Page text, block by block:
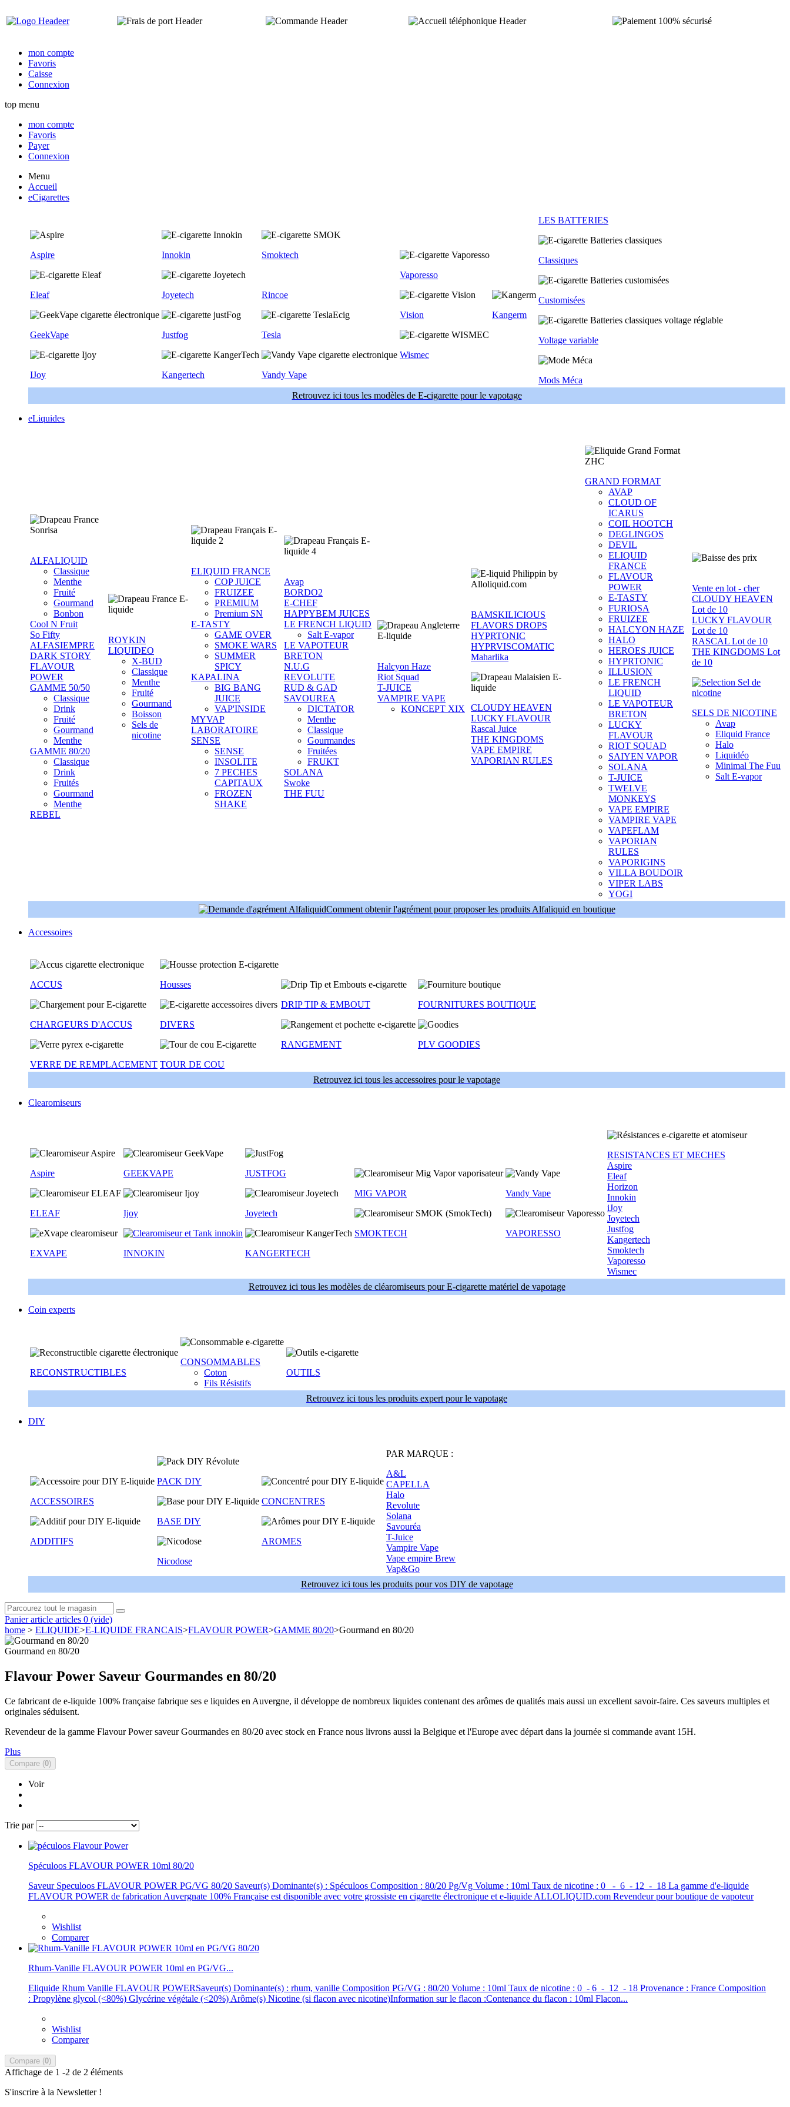
mon compte
Favoris
Caisse
Connexion
top menu
mon compte
Favoris
Payer
Connexion
Menu
Accueil
eCigarettes
Aspire
Eleaf
GeekVape
IJoy
Innokin
Joyetech
Justfog
Kangertech
Smoktech
Rincoe
Tesla
Vandy Vape
Vaporesso
Vision
Wismec
Kangerm
LES BATTERIES
Classiques
Customisées
Voltage variable
Mods Méca
Retrouvez ici tous les modèles de E-cigarette pour le vapotage
eLiquides
ALFALIQUID
Classique
Menthe
Fruité
Gourmand
Bonbon
Cool N Fruit
So Fifty
ALFASIEMPRE
DARK STORY
FLAVOUR
POWER
GAMME 50/50
Classique
Drink
Fruité
Gourmand
Menthe
GAMME 80/20
Classique
Drink
Fruités
Gourmand
Menthe
REBEL
ROYKIN
LIQUIDEO
X-BUD
Classique
Menthe
Fruité
Gourmand
Boisson
Sels de
nicotine
ELIQUID FRANCE
COP JUICE
FRUIZEE
PREMIUM
Premium SN
E-TASTY
GAME OVER
SMOKE WARS
SUMMER
SPICY
KAPALINA
BIG BANG
JUICE
VAP'INSIDE
MYVAP
LABORATOIRE
SENSE
SENSE
INSOLITE
7 PECHES
CAPITAUX
FROZEN
SHAKE
Avap
BORDO2
E-CHEF
HAPPYBEM JUICES
LE FRENCH LIQUID
Salt E-vapor
LE VAPOTEUR
BRETON
N.U.G
REVOLUTE
RUD & GAD
SAVOUREA
DICTATOR
Menthe
Classique
Gourmandes
Fruitées
FRUKT
SOLANA
Swoke
THE FUU
Halcyon Haze
Riot Squad
T-JUICE
VAMPIRE VAPE
KONCEPT XIX
BAMSKILICIOUS
FLAVORS DROPS
HYPRTONIC
HYPRVISCOMATIC
Maharlika
CLOUDY HEAVEN
LUCKY FLAVOUR
Rascal Juice
THE KINGDOMS
VAPE EMPIRE
VAPORIAN RULES
GRAND FORMAT
AVAP
CLOUD OF
ICARUS
COIL HOOTCH
DEGLINGOS
DEVIL
ELIQUID
FRANCE
FLAVOUR
POWER
E-TASTY
FURIOSA
FRUIZEE
HALCYON HAZE
HALO
HEROES JUICE
HYPRTONIC
ILLUSION
LE FRENCH
LIQUID
LE VAPOTEUR
BRETON
LUCKY
FLAVOUR
RIOT SQUAD
SAIYEN VAPOR
SOLANA
T-JUICE
TWELVE
MONKEYS
VAPE EMPIRE
VAMPIRE VAPE
VAPEFLAM
VAPORIAN
RULES
VAPORIGINS
VILLA BOUDOIR
VIPER LABS
YOGI
Vente en lot - cher
CLOUDY HEAVEN
Lot de 10
LUCKY FLAVOUR
Lot de 10
RASCAL Lot de 10
THE KINGDOMS Lot
de 10
SELS DE NICOTINE
Avap
Eliquid France
Halo
Liquidéo
Minimal The Fuu
Salt E-vapor
Comment obtenir l'agrément pour proposer les produits Alfaliquid en boutique
Accessoires
ACCUS
CHARGEURS D'ACCUS
VERRE DE REMPLACEMENT
Housses
DIVERS
TOUR DE COU
DRIP TIP & EMBOUT
RANGEMENT
FOURNITURES BOUTIQUE
PLV GOODIES
Retrouvez ici tous les accessoires pour le vapotage
Clearomiseurs
Aspire
ELEAF
EXVAPE
GEEKVAPE
Ijoy
INNOKIN
JUSTFOG
Joyetech
KANGERTECH
MIG VAPOR
SMOKTECH
Vandy Vape
VAPORESSO
RESISTANCES ET MECHES
Aspire
Eleaf
Horizon
Innokin
iJoy
Joyetech
Justfog
Kangertech
Smoktech
Vaporesso
Wismec
Retrouvez ici tous les modèles de cléaromiseurs pour E-cigarette matériel de vapotage
Coin experts
RECONSTRUCTIBLES
CONSOMMABLES
Coton
Fils Résistifs
OUTILS
Retrouvez ici tous les produits expert pour le vapotage
DIY
ACCESSOIRES
ADDITIFS
PACK DIY
BASE DIY
Nicodose
CONCENTRES
AROMES
PAR MARQUE :
A&L
CAPELLA
Halo
Revolute
Solana
Savouréa
T-Juice
Vampire Vape
Vape empire Brew
Vap&Go
Retrouvez ici tous les produits pour vos DIY de vapotage
Panier article articles 0 (vide)
home > ELIQUIDE>E-LIQUIDE FRANCAIS>FLAVOUR POWER>GAMME 80/20>Gourmand en 80/20
Gourmand en 80/20
Flavour Power Saveur Gourmandes en 80/20
Ce fabricant de e-liquide 100% française fabrique ses e liquides en Auvergne, il développe de nombreux liquides contenant des arômes de qualités mais aussi un excellent savoir-faire. Ces saveurs multiples et
originales séduisent.
Revendeur de la gamme Flavour Power saveur Gourmandes en 80/20 avec stock en France nous livrons aussi la Belgique et l'Europe avec départ dans la journée si commande avant 15H.
Plus
Compare (0)
Voir
Trie par
Spéculoos FLAVOUR POWER 10ml 80/20
Saveur Speculoos FLAVOUR POWER PG/VG 80/20 Saveur(s) Dominante(s) : Spéculoos Composition : 80/20 Pg/Vg Volume : 10ml Taux de nicotine : 0 - 6 - 12 - 18 La gamme d'e-liquide
FLAVOUR POWER de fabrication Auvergnate 100% Française est disponible avec votre grossiste en cigarette électronique et e-liquide ALLOLIQUID.com Revendeur pour boutique de vapoteur
Wishlist
Comparer
Rhum-Vanille FLAVOUR POWER 10ml en PG/VG...
Eliquide Rhum Vanille FLAVOUR POWERSaveur(s) Dominante(s) : rhum, vanille Composition PG/VG : 80/20 Volume : 10ml Taux de nicotine : 0 - 6 - 12 - 18 Provenance : France Composition
: Propylène glycol (<80%) Glycérine végétale (<20%) Arôme(s) Nicotine (si flacon avec nicotine)Information sur le flacon :Contenance du flacon : 10ml Flacon...
Wishlist
Comparer
Compare (0)
Affichage de 1 -2 de 2 éléments
S'inscrire à la Newsletter !